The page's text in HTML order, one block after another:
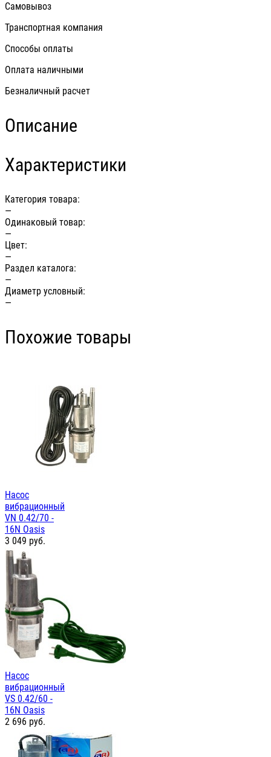
Самовывоз
Транспортная компания
Способы оплаты
Оплата наличными
Безналичный расчет
Описание
Характеристики
Категория товара:
—
Одинаковый товар:
—
Цвет:
—
Раздел каталога:
—
Диаметр условный:
—
Похожие товары
Насос
вибрационный
VN 0.42/70 -
16N Oasis
3 049 руб.
Насос
вибрационный
VS 0.42/60 -
16N Oasis
2 696 руб.